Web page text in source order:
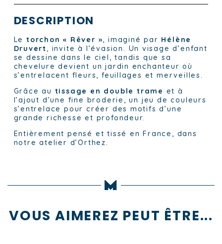
DESCRIPTION
Le torchon « Rêver », imaginé par Hélène
Druvert, invite à l’évasion. Un visage d’enfant
se dessine dans le ciel, tandis que sa
chevelure devient un jardin enchanteur où
s’entrelacent fleurs, feuillages et merveilles.
Grâce au tissage en double trame et à
l’ajout d’une fine broderie, un jeu de couleurs
s’entrelace pour créer des motifs d’une
grande richesse et profondeur.
Entièrement pensé et tissé en France, dans
notre atelier d’Orthez.
VOUS AIMEREZ PEUT ÊTRE...